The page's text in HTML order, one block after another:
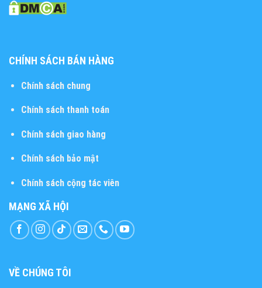
CHÍNH SÁCH BÁN HÀNG
Chính sách chung
Chính sách thanh toán
Chính sách giao hàng
Chính sách bảo mật
Chính sách cộng tác viên
MẠNG XÃ HỘI
VỀ CHÚNG TÔI